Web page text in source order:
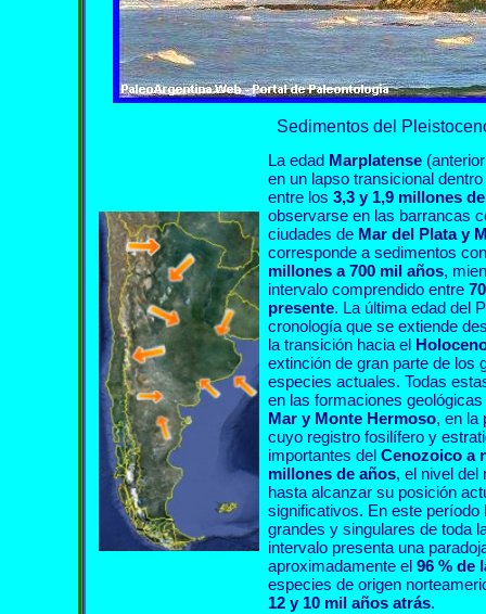
Sedimentos del
La edad Marplatense
en un lapso transicional
entre los 3,3 y 1,9 millones
observarse en las barrancas
ciudades de Mar del Plata y
corresponde a sedimentos
millones a 700 mil años,
intervalo comprendido entre
presente. La última edad del
cronología que se extiende
la transición hacia el
extinción de gran parte de los
especies actuales. Todas
en las formaciones
Mar y Monte Hermoso, en la
cuyo registro fosilífero y
importantes del Cenozoico a
millones de años, el nivel del
hasta alcanzar su posición
significativos. En este
grandes y singulares de toda
intervalo presenta una
aproximadamente el 96 % de
especies de origen
12 y 10 mil años atrás.